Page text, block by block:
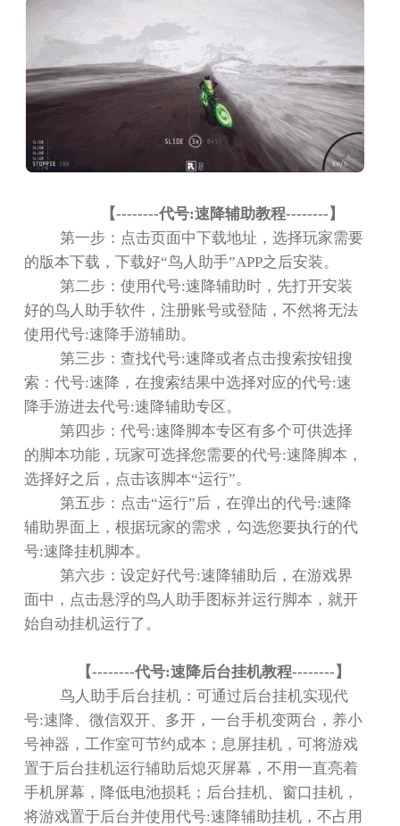
【--------代号:速降辅助教程--------】
第一步：点击页面中下载地址，选择玩家需要
的版本下载，下载好“鸟人助手”APP之后安装。
第二步：使用代号:速降辅助时，先打开安装
好的鸟人助手软件，注册账号或登陆，不然将无法
使用代号:速降手游辅助。
第三步：查找代号:速降或者点击搜索按钮搜
索：代号:速降，在搜索结果中选择对应的代号:速
降手游进去代号:速降辅助专区。
第四步：代号:速降脚本专区有多个可供选择
的脚本功能，玩家可选择您需要的代号:速降脚本，
选择好之后，点击该脚本“运行”。
第五步：点击“运行”后，在弹出的代号:速降
辅助界面上，根据玩家的需求，勾选您要执行的代
号:速降挂机脚本。
第六步：设定好代号:速降辅助后，在游戏界
面中，点击悬浮的鸟人助手图标并运行脚本，就开
始自动挂机运行了。
【--------代号:速降后台挂机教程--------】
鸟人助手后台挂机：可通过后台挂机实现代
号:速降、微信双开、多开，一台手机变两台，养小
号神器，工作室可节约成本；息屏挂机，可将游戏
置于后台挂机运行辅助后熄灭屏幕，不用一直亮着
手机屏幕，降低电池损耗；后台挂机、窗口挂机，
将游戏置于后台并使用代号:速降辅助挂机，不占用